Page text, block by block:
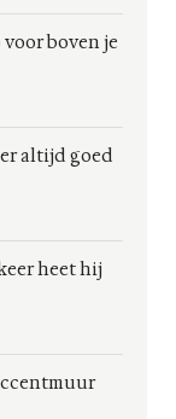
boven je
altijd goed
heet hij